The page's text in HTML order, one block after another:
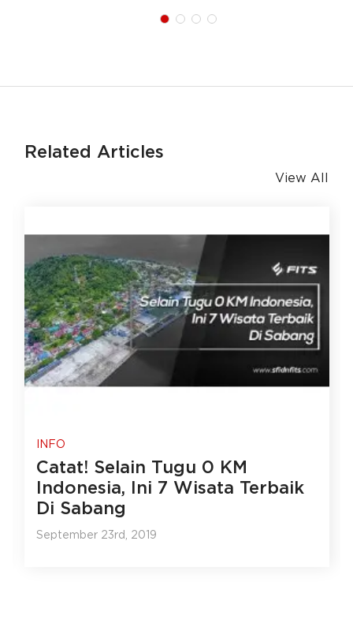
Related Articles
View All
INFO
Catat! Selain Tugu 0 KM
Indonesia, Ini 7 Wisata Terbaik
Di Sabang
September 23rd, 2019